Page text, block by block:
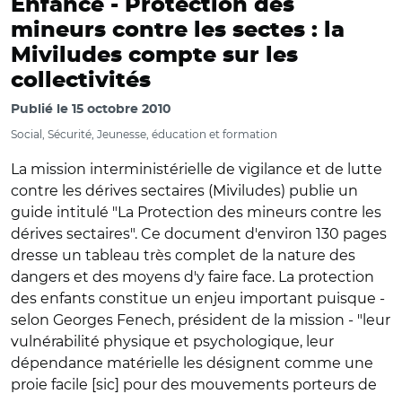
Enfance - Protection des
mineurs contre les sectes : la
Miviludes compte sur les
collectivités
Publié le 15 octobre 2010
Social, Sécurité, Jeunesse, éducation et formation
La mission interministérielle de vigilance et de lutte
contre les dérives sectaires (Miviludes) publie un
guide intitulé "La Protection des mineurs contre les
dérives sectaires". Ce document d'environ 130 pages
dresse un tableau très complet de la nature des
dangers et des moyens d'y faire face. La protection
des enfants constitue un enjeu important puisque -
selon Georges Fenech, président de la mission - "leur
vulnérabilité physique et psychologique, leur
dépendance matérielle les désignent comme une
proie facile [sic] pour des mouvements porteurs de